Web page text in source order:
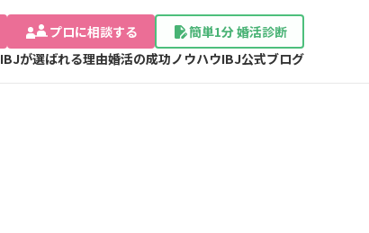
プロに相談する
簡単1分 婚活診断
IBJが選ばれる理由婚活の成功ノウハウIBJ公式ブログ